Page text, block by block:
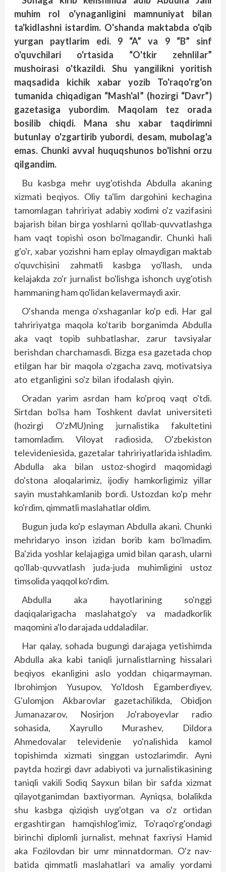
muhim rol o'ynaganligini mamnuniyat bilan
ta'kidlashni istardim. O'shanda maktabda o'qib
yurgan paytlarim edi. 9 “A” va 9 “B” sinf
o'quvchilari o'rtasida “O'tkir zehnlilar”
mushoirasi o'tkazildi. Shu yangilikni yoritish
maqsadida kichik xabar yozib To'raqo'rg'on
tumanida chiqadigan “Mash'al” (hozirgi “Davr”)
gazetasiga yubordim. Maqolam tez orada
bosilib chiqdi. Mana shu xabar taqdirimni
butunlay o'zgartirib yubordi, desam, mubolag'a
emas. Chunki avval huquqshunos bo'lishni orzu
qilgandim.
Bu kasbga mehr uyg'otishda Abdulla akaning
xizmati beqiyos. Oliy ta'lim dargohini kechagina
tamomlagan tahririyat adabiy xodimi o'z vazifasini
bajarish bilan birga yoshlarni qo'llab-quvvatlashga
ham vaqt topishi oson bo'lmagandir. Chunki hali
g'o'r, xabar yozishni ham eplay olmaydigan maktab
o'quvchisini zahmatli kasbga yo'llash, unda
kelajakda zo'r jurnalist bo'lishga ishonch uyg'otish
hammaning ham qo'lidan kelavermaydi axir.
O'shanda menga o'xshaganlar ko'p edi. Har gal
tahririyatga maqola ko'tarib borganimda Abdulla
aka vaqt topib suhbatlashar, zarur tavsiyalar
berishdan charchamasdi. Bizga esa gazetada chop
etilgan har bir maqola o'zgacha zavq, motivatsiya
ato etganligini so'z bilan ifodalash qiyin.
Oradan yarim asrdan ham ko'proq vaqt o'tdi.
Sirtdan bo'lsa ham Toshkent davlat universiteti
(hozirgi O'zMU)ning jurnalistika fakultetini
tamomladim. Viloyat radiosida, O'zbekiston
televideniesida, gazetalar tahririyatlarida ishladim.
Abdulla aka bilan ustoz-shogird maqomidagi
do'stona aloqalarimiz, ijodiy hamkorligimiz yillar
sayin mus­tahkamlanib bordi. Ustozdan ko'p mehr
ko'rdim, qimmatli maslahatlar oldim.
Bugun juda ko'p eslayman Abdulla akani. Chunki
mehridaryo inson izidan borib kam bo'lmadim.
Ba'zida yoshlar kelajagiga umid bilan qarash, ularni
qo'llab-quvvatlash juda-juda muhimligini ustoz
timsolida yaqqol ko'rdim.
Abdulla aka hayotlarining so'nggi
daqiqalarigacha maslahatgo'y va madadkorlik
maqomini a'lo darajada uddaladilar.
Har qalay, sohada bugungi darajaga yetishimda
Abdulla aka kabi taniqli jurnalistlarning hissalari
beqiyos ekanligini aslo yoddan chiqarmayman.
Ibrohimjon Yusupov, Yo'ldosh Egamberdiyev,
G'ulomjon Akbarovlar gazetachilikda, Obidjon
Jumanazarov, Nosirjon Jo'raboyevlar radio
sohasida, Xayrullo Murashev, Dildora
Ahmedovalar televidenie yo'nalishida kamol
topishimda xizmati singgan ustozlarimdir. Ayni
paytda hozirgi davr adabiyoti va jurnalistikasining
taniqli vakili Sodiq Sayxun bilan bir safda xizmat
qilayotganimdan baxtiyorman. Ayniqsa, bolalikda
shu kasbga qiziqish uyg'otgan va o'z ortidan
ergashtirgan hamqishlog'imiz, To'raqo'rg'ondagi
birinchi diplomli jurnalist, mehnat faxriysi Hamid
aka Fozilovdan bir umr minnatdorman. O'z nav­
batida qimmatli maslahatlari va amaliy yordami